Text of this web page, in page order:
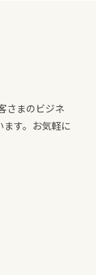
さまのビジネ
ます。お気軽に